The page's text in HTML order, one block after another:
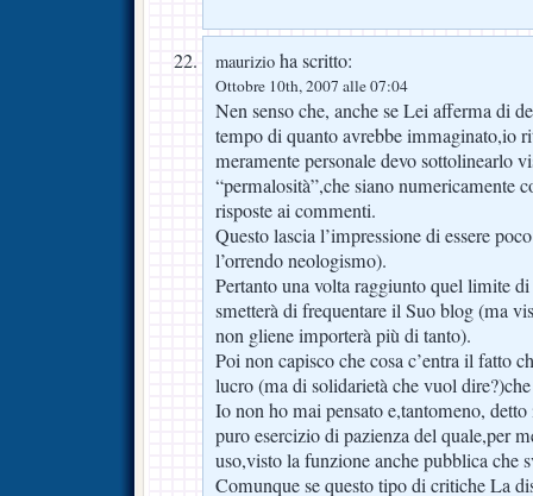
maurizio ha scritto:
Ottobre 10th, 2007 alle 07:04
Nen senso che, anche se Lei afferma di
tempo di quanto avrebbe immaginato,io
meramente personale devo sottolinearlo
“permalosità”,che siano numericamente
risposte ai commenti.
Questo lascia l’impressione di essere
l’orrendo neologismo).
Pertanto una volta raggiunto quel limite
smetterà di frequentare il Suo blog (ma
non gliene importerà più di tanto).
Poi non capisco che cosa c’entra il fatto
lucro (ma di solidarietà che vuol
Io non ho mai pensato e,tantomeno,
puro esercizio di pazienza del quale,per
uso,visto la funzione anche pubblica che
Comunque se questo tipo di critiche La